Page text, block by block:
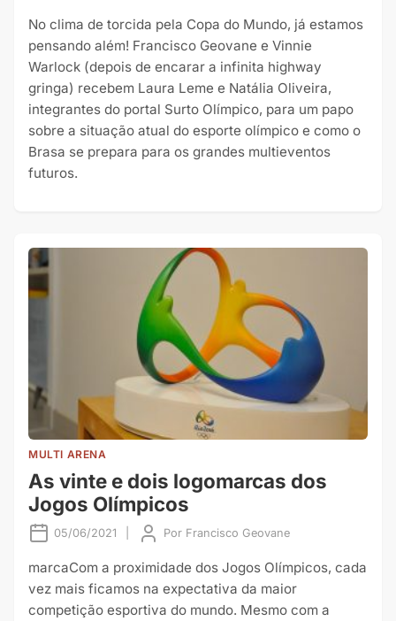
No clima de torcida pela Copa do Mundo, já estamos
pensando além! Francisco Geovane e Vinnie
Warlock (depois de encarar a infinita highway
gringa) recebem Laura Leme e Natália Oliveira,
integrantes do portal Surto Olímpico, para um papo
sobre a situação atual do esporte olímpico e como o
Brasa se prepara para os grandes multieventos
futuros.
MULTI ARENA
As vinte e dois logomarcas dos
Jogos Olímpicos
05/06/2021 Por Francisco Geovane
marcaCom a proximidade dos Jogos Olímpicos, cada
vez mais ficamos na expectativa da maior
competição esportiva do mundo. Mesmo com a